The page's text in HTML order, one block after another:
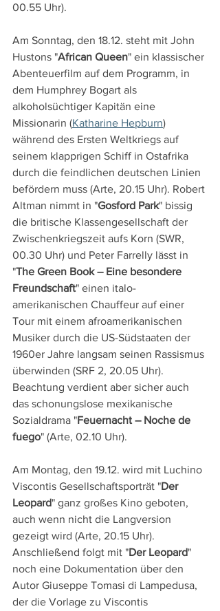
00.55 Uhr).
Am Sonntag, den 18.12. steht mit John
Hustons "African Queen" ein klassischer
Abenteuerfilm auf dem Programm, in
dem Humphrey Bogart als
alkoholsüchtiger Kapitän eine
Missionarin (Katharine Hepburn)
während des Ersten Weltkriegs auf
seinem klapprigen Schiff in Ostafrika
durch die feindlichen deutschen Linien
befördern muss (Arte, 20.15 Uhr). Robert
Altman nimmt in "Gosford Park" bissig
die britische Klassengesellschaft der
Zwischenkriegszeit aufs Korn (SWR,
00.30 Uhr) und Peter Farrelly lässt in
"The Green Book – Eine besondere
Freundschaft" einen italo-
amerikanischen Chauffeur auf einer
Tour mit einem afroamerikanischen
Musiker durch die US-Südstaaten der
1960er Jahre langsam seinen Rassismus
überwinden (SRF 2, 20.05 Uhr).
Beachtung verdient aber sicher auch
das schonungslose mexikanische
Sozialdrama "Feuernacht – Noche de
fuego" (Arte, 02.10 Uhr).
Am Montag, den 19.12. wird mit Luchino
Viscontis Gesellschaftsporträt "Der
Leopard" ganz großes Kino geboten,
auch wenn nicht die Langversion
gezeigt wird (Arte, 20.15 Uhr).
Anschließend folgt mit "Der Leopard"
noch eine Dokumentation über den
Autor Giuseppe Tomasi di Lampedusa,
der die Vorlage zu Viscontis